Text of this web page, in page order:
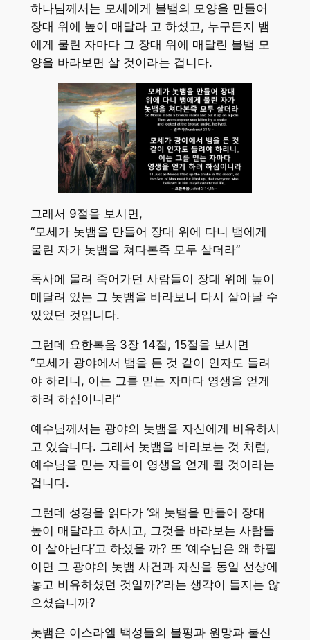
하나님께서는 모세에게 불뱀의 모양을 만들어
장대 위에 높이 매달라 고 하셨고, 누구든지 뱀
에게 물린 자마다 그 장대 위에 매달린 불뱀 모
양을 바라보면 살 것이라는 겁니다.
그래서 9절을 보시면,
“모세가 놋뱀을 만들어 장대 위에 다니 뱀에게
물린 자가 놋뱀을 쳐다본즉 모두 살더라”
독사에 물려 죽어가던 사람들이 장대 위에 높이
매달려 있는 그 놋뱀을 바라보니 다시 살아날 수
있었던 것입니다.
그런데 요한복음 3장 14절, 15절을 보시면
“모세가 광야에서 뱀을 든 것 같이 인자도 들려
야 하리니, 이는 그를 믿는 자마다 영생을 얻게
하려 하심이니라”
예수님께서는 광야의 놋뱀을 자신에게 비유하시
고 있습니다. 그래서 놋뱀을 바라보는 것 처럼,
예수님을 믿는 자들이 영생을 얻게 될 것이라는
겁니다.
그런데 성경을 읽다가 ‘왜 놋뱀을 만들어 장대
높이 매달라고 하시고, 그것을 바라보는 사람들
이 살아난다’고 하셨을 까? 또 ‘예수님은 왜 하필
이면 그 광야의 놋뱀 사건과 자신을 동일 선상에
놓고 비유하셨던 것일까?’라는 생각이 들지는 않
으셨습니까?
놋뱀은 이스라엘 백성들의 불평과 원망과 불신